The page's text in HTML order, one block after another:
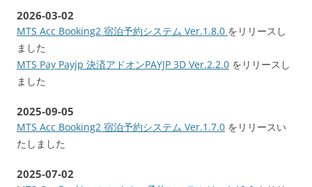
2026-03-02
MTS Acc Booking2 宿泊予約システム Ver.1.8.0 をリリースし
ました
MTS Pay Payjp 決済アドオンPAYJP 3D Ver.2.2.0 をリリースし
ました
2025-09-05
MTS Acc Booking2 宿泊予約システム Ver.1.7.0 をリリースい
たしました
2025-07-02